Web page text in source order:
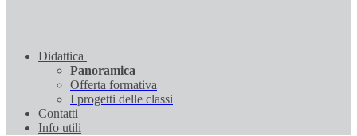
Didattica
Panoramica
Offerta formativa
I progetti delle classi
Contatti
Info utili